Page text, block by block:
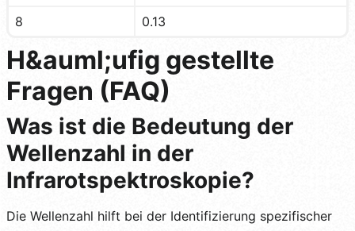
8
0.13
H&auml;ufig gestellte
Fragen (FAQ)
Was ist die Bedeutung der
Wellenzahl in der
Infrarotspektroskopie?
Die Wellenzahl hilft bei der Identifizierung spezifischer